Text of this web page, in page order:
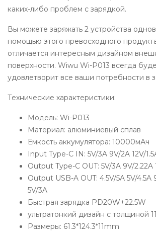
каких-либо проблем с зарядкой.
Вы можете заряжать 2 устройства
помощью этого превосходного
отличается интересным дизайном
поверхности. Wiwu Wi-P013 всегда
удовлетворит все ваши потребности в
Технические характеристики:
Модель: Wi-P013
Материал: алюминиевый сплав
Емкость аккумулятора: 10000мАч
Input Type-C IN: 5V/3A 9V/2A 12V/
Output Type-C OUT: 5V/3A 9V/2.22A
Output USB-A OUT: 4.5V/5A 5V/4.5A
5V/3A
Быстрая зарядка PD20W+22.5W
ультратонкий дизайн с толщиной
Размеры: 61.3*124.3*11mm